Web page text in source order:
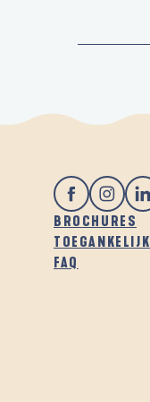
BROCHURES
FAQ